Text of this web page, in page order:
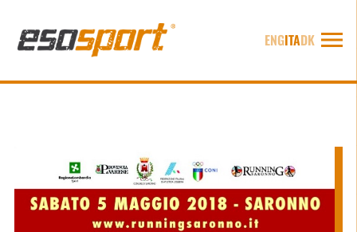
ENGITADK